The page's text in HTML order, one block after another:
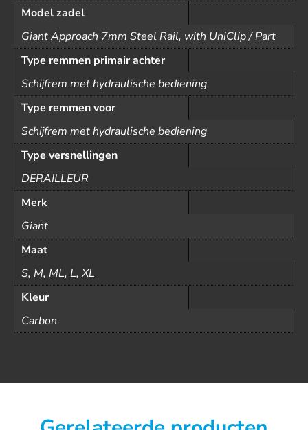
Model zadel
Giant Approach 7mm Steel Rail, with UniClip / Part
Type remmen primair achter
Schijfrem met hydraulische bediening
Type remmen voor
Schijfrem met hydraulische bediening
Type versnellingen
DERAILLEUR
Merk
Giant
Maat
S, M, ML, L, XL
Kleur
Carbon